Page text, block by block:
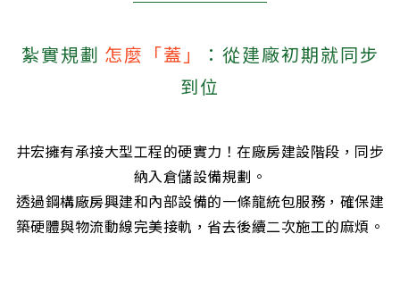
紮實規劃 怎麼「蓋」
：從建廠初期就同步
到位
井宏擁有承接大型工程的硬實力！在廠房建設階段，同步
納入倉儲設備規劃。
透過鋼構廠房興建和內部設備的一條龍統包服務，確保建
築硬體與物流動線完美接軌，省去後續二次施工的麻煩。